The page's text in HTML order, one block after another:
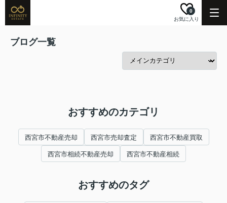
お気に入り
0
ブログ一覧
おすすめのカテゴリ
西宮市不動産売却 西宮市売却査定 西宮市不動産買取
西宮市相続不動産売却 西宮市不動産相続
おすすめのタグ